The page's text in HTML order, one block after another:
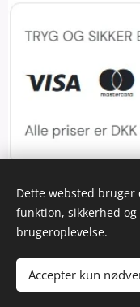
Dette websted bruger
funktion, sikkerhed
brugeroplevelse.
Accepter kun